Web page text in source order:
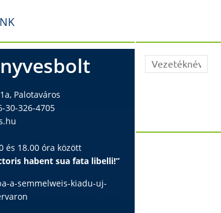
Palotaváros
30-326-4705
és 18.00 óra között
habent sua fata libelli!”
a-semmelweis-kiadu-uj-